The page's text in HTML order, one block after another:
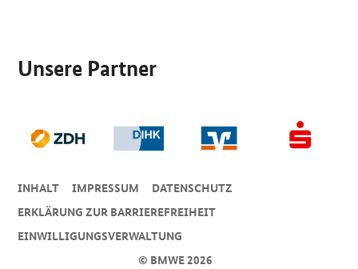
Unsere Partner
© BMWE 2026
INHALT IMPRESSUM
DA­TEN­SCHUTZ
ERKLÄRUNG ZUR BARRIEREFREIHEIT
EINWILLIGUNGSVERWALTUNG